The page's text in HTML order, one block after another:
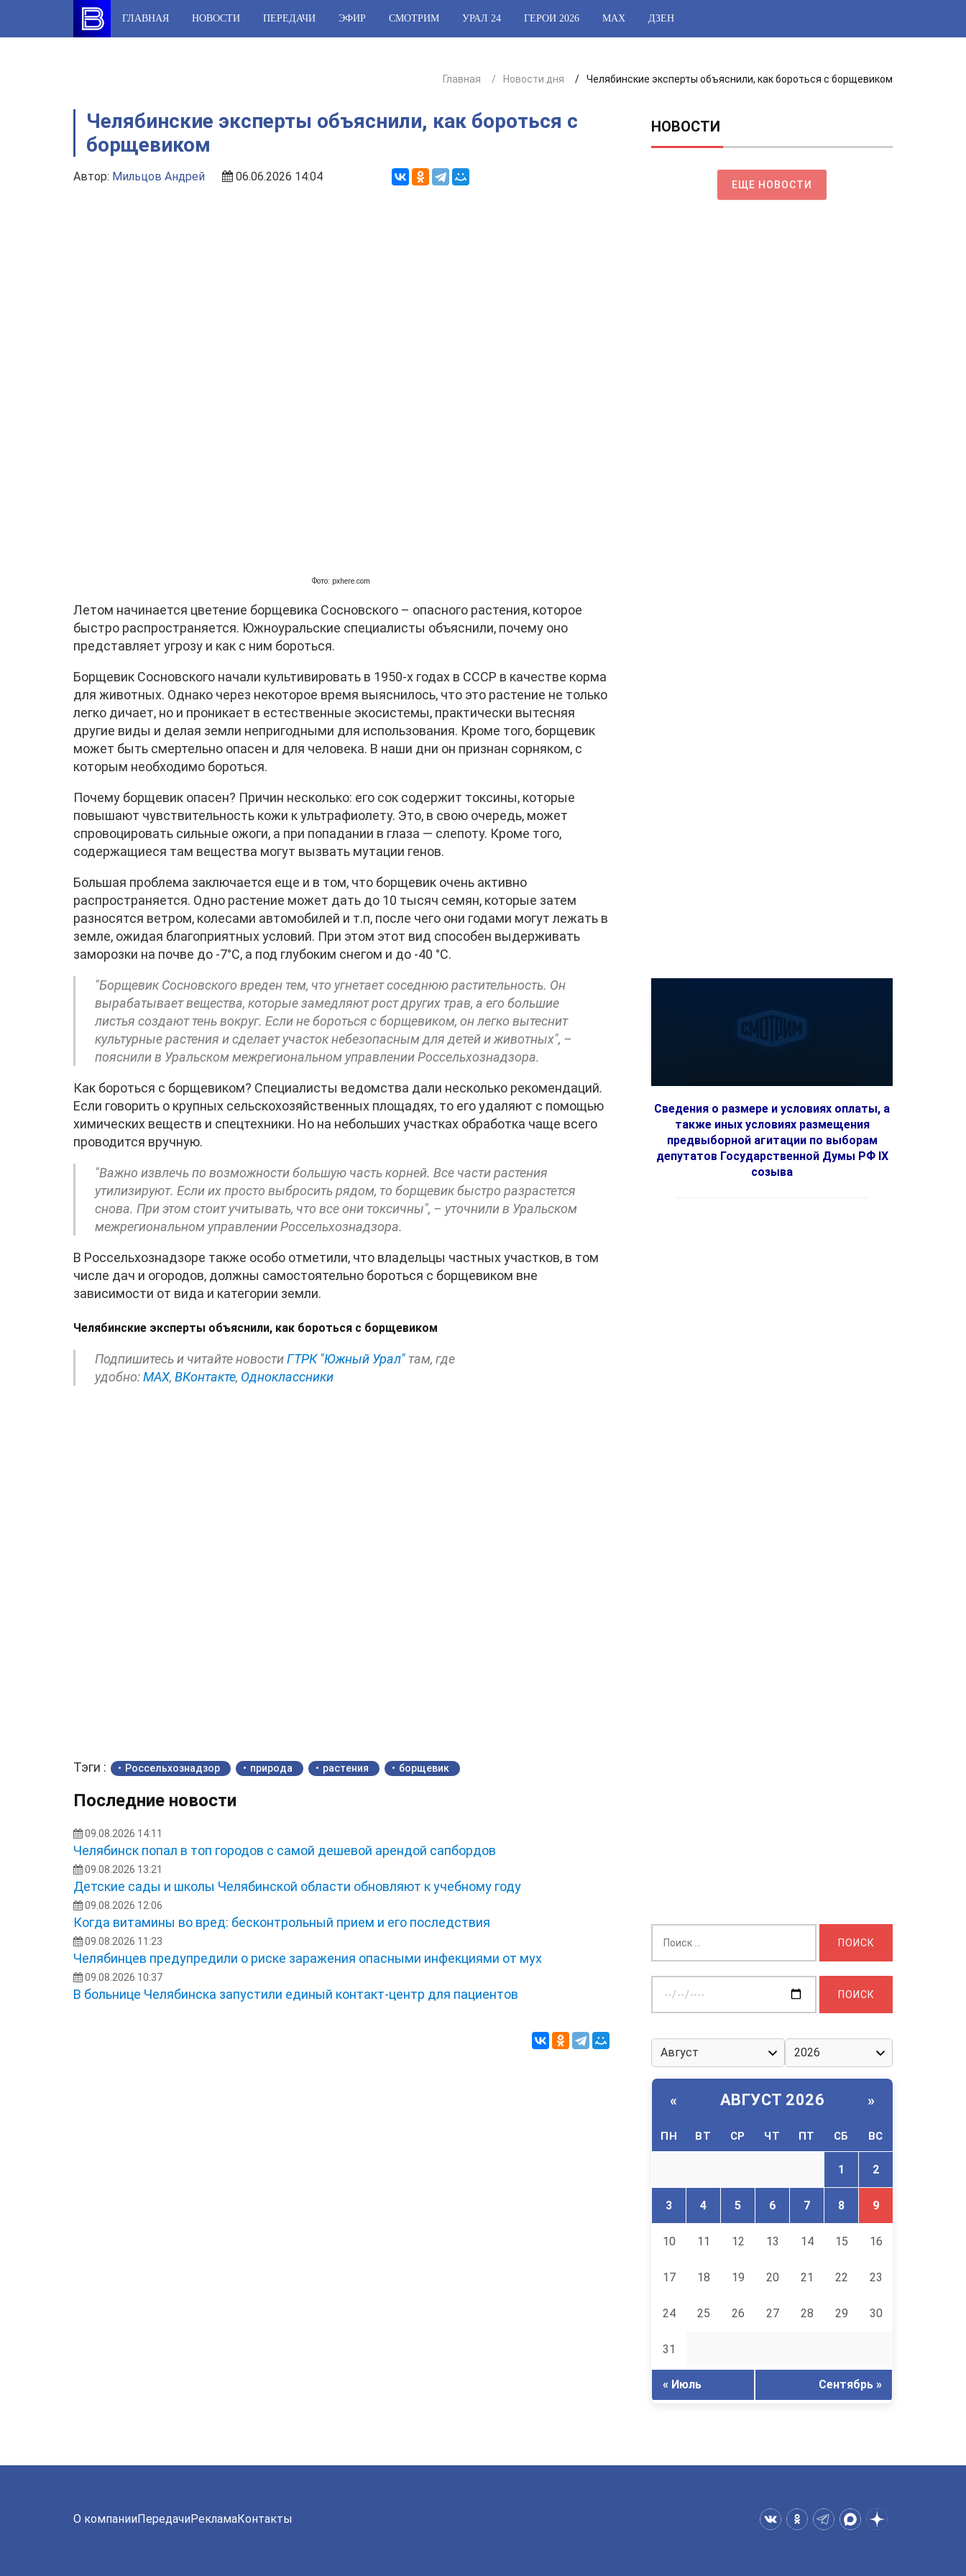
content
ГЛАВНАЯ НОВОСТИ ПЕРЕДАЧИ ЭФИР СМОТРИМ УРАЛ 24 ГЕРОИ 2026 МАХ ДЗЕН
Главная Новости дня Челябинские эксперты объяснили, как бороться с борщевиком
Челябинские эксперты объяснили, как бороться с
борщевиком
Автор: Мильцов Андрей 06.06.2026 14:04
Фото: pxhere.com
Летом начинается цветение борщевика Сосновского – опасного растения, которое
быстро распространяется. Южноуральские специалисты объяснили, почему оно
представляет угрозу и как с ним бороться.
Борщевик Сосновского начали культивировать в 1950-х годах в СССР в качестве корма
для животных. Однако через некоторое время выяснилось, что это растение не только
легко дичает, но и проникает в естественные экосистемы, практически вытесняя
другие виды и делая земли непригодными для использования. Кроме того, борщевик
может быть смертельно опасен и для человека. В наши дни он признан сорняком, с
которым необходимо бороться.
Почему борщевик опасен? Причин несколько: его сок содержит токсины, которые
повышают чувствительность кожи к ультрафиолету. Это, в свою очередь, может
спровоцировать сильные ожоги, а при попадании в глаза — слепоту. Кроме того,
содержащиеся там вещества могут вызвать мутации генов.
Большая проблема заключается еще и в том, что борщевик очень активно
распространяется. Одно растение может дать до 10 тысяч семян, которые затем
разносятся ветром, колесами автомобилей и т.п, после чего они годами могут лежать в
земле, ожидая благоприятных условий. При этом этот вид способен выдерживать
заморозки на почве до -7°C, а под глубоким снегом и до -40 °C.
"Борщевик Сосновского вреден тем, что угнетает соседнюю растительность. Он
вырабатывает вещества, которые замедляют рост других трав, а его большие
листья создают тень вокруг. Если не бороться с борщевиком, он легко вытеснит
культурные растения и сделает участок небезопасным для детей и животных", –
пояснили в Уральском межрегиональном управлении Россельхознадзора.
Как бороться с борщевиком? Специалисты ведомства дали несколько рекомендаций.
Если говорить о крупных сельскохозяйственных площадях, то его удаляют с помощью
химических веществ и спецтехники. Но на небольших участках обработка чаще всего
проводится вручную.
"Важно извлечь по возможности большую часть корней. Все части растения
утилизируют. Если их просто выбросить рядом, то борщевик быстро разрастется
снова. При этом стоит учитывать, что все они токсичны", – уточнили в Уральском
межрегиональном управлении Россельхознадзора.
В Россельхознадзоре также особо отметили, что владельцы частных участков, в том
числе дач и огородов, должны самостоятельно бороться с борщевиком вне
зависимости от вида и категории земли.
Челябинские эксперты объяснили, как бороться с борщевиком
Подпишитесь и читайте новостиГТРК "Южный Урал" там, где
удобно:МАХ, ВКонтакте, Одноклассники
Тэги : Россельхознадзор природа растения борщевик
Последние новости
09.08.2026 14:11
Челябинск попал в топ городов с самой дешевой арендой сапбордов
09.08.2026 13:21
Детские сады и школы Челябинской области обновляют к учебному году
09.08.2026 12:06
Когда витамины во вред: бесконтрольный прием и его последствия
09.08.2026 11:23
Челябинцев предупредили о риске заражения опасными инфекциями от мух
09.08.2026 10:37
В больнице Челябинска запустили единый контакт-центр для пациентов
НОВОСТИ
ЕЩЕ НОВОСТИ
Сведения о размере и условиях оплаты, а
также иных условиях размещения
предвыборной агитации по выборам
депутатов Государственной Думы РФ IX
созыва
дату:
« АВГУСТ 2026 »
ПН ВТ СР ЧТ ПТ СБ ВС
1 2
3 4 5 6 7 8 9
10 11 12 13 14 15 16
17 18 19 20 21 22 23
24 25 26 27 28 29 30
31
« Июль Сентябрь »
О компанииПередачиРекламаКонтакты